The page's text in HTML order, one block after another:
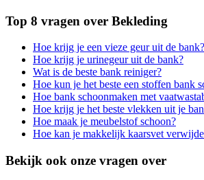
Top 8 vragen over Bekleding
Hoe krijg je een vieze geur uit de bank?
Hoe krijg je urinegeur uit de bank?
Wat is de beste bank reiniger?
Hoe kun je het beste een stoffen bank
Hoe bank schoonmaken met
Hoe krijg je het beste vlekken uit je
Hoe maak je meubelstof schoon?
Hoe kan je makkelijk kaarsvet
Bekijk ook onze vragen over